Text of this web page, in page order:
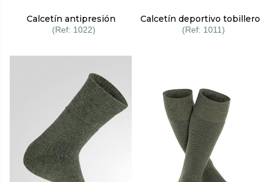
Calcetín antipresión
1022
Calcetín deportivo tobillero
1011